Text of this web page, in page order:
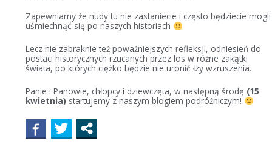
Zapewniamy że nudy tu nie zastaniecie i często będziecie mogli
uśmiechnąć się po naszych historiach
Lecz nie zabraknie też poważniejszych refleksji, odniesień do
postaci historycznych rzucanych przez los w różne zakątki
świata, po których ciężko będzie nie uronić łzy wzruszenia.
Panie i Panowie, chłopcy i dziewczęta, w następną środę (15
kwietnia) startujemy z naszym blogiem podróżniczym!